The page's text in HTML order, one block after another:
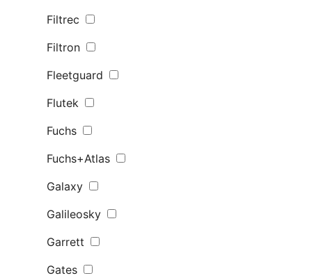
Filtrec
Filtron
Fleetguard
Flutek
Fuchs
Fuchs+Atlas
Galaxy
Galileosky
Garrett
Gates